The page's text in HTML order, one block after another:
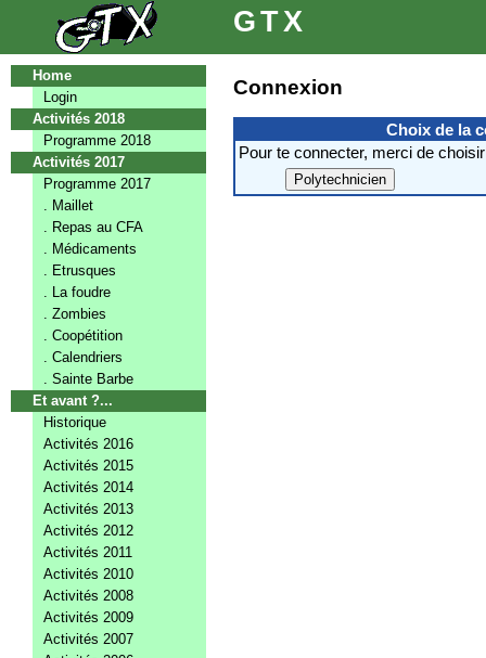
GTX
Home
Login
Activités 2018
Programme 2018
Activités 2017
Programme 2017
. Maillet
. Repas au CFA
. Médicaments
. Etrusques
. La foudre
. Zombies
. Coopétition
. Calendriers
. Sainte Barbe
Et avant ?...
Historique
Activités 2016
Activités 2015
Activités 2014
Activités 2013
Activités 2012
Activités 2011
Activités 2010
Activités 2008
Activités 2009
Activités 2007
Connexion
Choix de la
Pour te connecter, merci de